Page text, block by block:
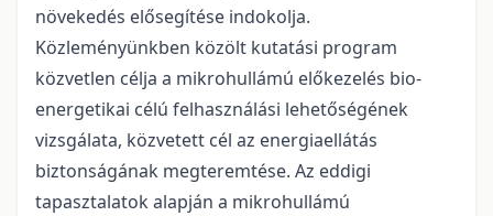
növekedés elősegítése indokolja.
Közleményünkben közölt kutatási program
közvetlen célja a mikrohullámú előkezelés bio-
energetikai célú felhasználási lehetőségének
vizsgálata, közvetett cél az energiaellátás
biztonságának megteremtése. Az eddigi
tapasztalatok alapján a mikrohullámú